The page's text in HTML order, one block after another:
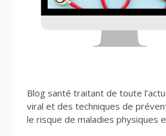
Blog santé traitant de toute
viral et des techniques de
le risque de maladies physiques